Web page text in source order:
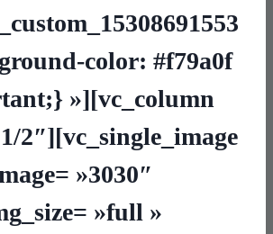
color: #f79a0f
»][vc_column
2″][vc_single_image
»3030″
»full »